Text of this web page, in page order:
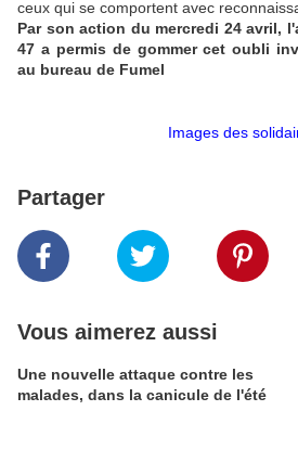
ceux qui se comportent avec
Par son action du mercredi 24 avril,
47 a permis de gommer cet oubli
au bureau de Fumel
Images des
Partager
Vous aimerez aussi
Une nouvelle attaque contre les
malades, dans la canicule de l'été